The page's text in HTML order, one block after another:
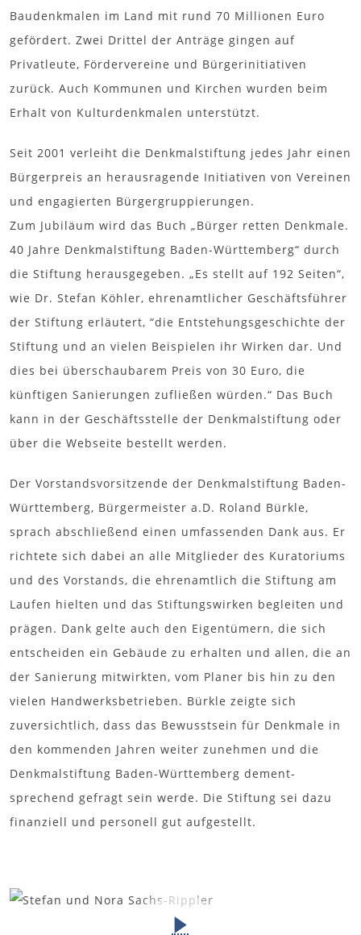
Baudenkmalen im Land mit rund 70 Millionen Euro
gefördert. Zwei Drittel der Anträge gingen auf
Privatleute, Fördervereine und Bürgerinitiativen
zurück. Auch Kommunen und Kirchen wurden beim
Erhalt von Kulturdenkmalen unterstützt.
Seit 2001 verleiht die Denkmalstiftung jedes Jahr einen
Bürgerpreis an herausragende Initiativen von Vereinen
und engagierten Bürgergruppierungen.
Zum Jubiläum wird das Buch „Bürger retten Denkmale.
40 Jahre Denkmalstiftung Baden-Württemberg“ durch
die Stiftung herausgegeben. „Es stellt auf 192 Seiten“,
wie Dr. Stefan Köhler, ehrenamtlicher Geschäftsführer
der Stiftung erläutert, “die Entstehungsgeschichte der
Stiftung und an vielen Beispielen ihr Wirken dar. Und
dies bei überschaubarem Preis von 30 Euro, die
künftigen Sanierungen zufließen würden.“ Das Buch
kann in der Geschäftsstelle der Denkmalstiftung oder
über die Webseite bestellt werden.
Der Vorstandsvorsitzende der Denkmalstiftung Baden-
Württemberg, Bürgermeister a.D. Roland Bürkle,
sprach abschließend einen umfassenden Dank aus. Er
richtete sich dabei an alle Mitglieder des Kuratoriums
und des Vorstands, die ehrenamtlich die Stiftung am
Laufen hielten und das Stiftungswirken begleiten und
prägen. Dank gelte auch den Eigentümern, die sich
entscheiden ein Gebäude zu erhalten und allen, die an
der Sanierung mitwirkten, vom Planer bis hin zu den
vielen Handwerksbetrieben. Bürkle zeigte sich
zuversichtlich, dass das Bewusstsein für Denkmale in
den kommenden Jahren weiter zunehmen und die
Denkmalstiftung Baden-Württemberg dement-
sprechend gefragt sein werde. Die Stiftung sei dazu
finanziell und personell gut aufgestellt.